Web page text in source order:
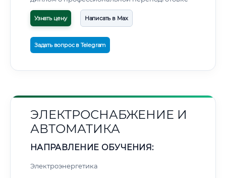
Узнать цену Написать в Max
Задать вопрос в Telegram
ЭЛЕКТРОСНАБЖЕНИЕ И
АВТОМАТИКА
НАПРАВЛЕНИЕ ОБУЧЕНИЯ:
Электроэнергетика